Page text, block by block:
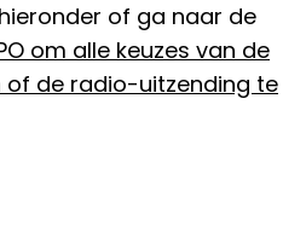
of ga naar de
om alle keuzes van de
of de radio-uitzending te